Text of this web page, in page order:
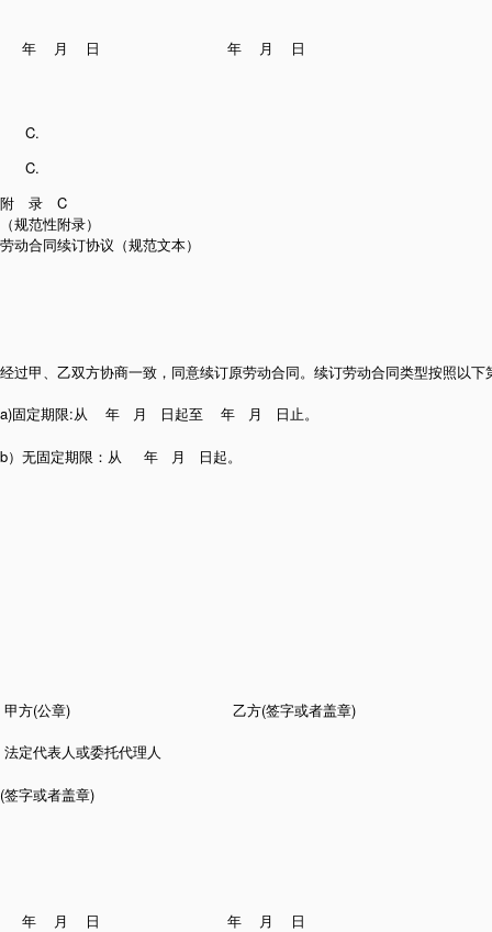
年 月 日 年 月 日
附 录 C
（规范性附录）
劳动合同续订协议（规范文本）
经过甲、乙双方协商一致，同意续订原劳动合同。续订劳动合同类型按照
a)固定期限:从 年 月 日起至 年 月 日止。
b）无固定期限：从 年 月 日起。
甲方(公章) 乙方(签字或者盖章)
法定代表人或委托代理人
(签字或者盖章)
年 月 日 年 月 日